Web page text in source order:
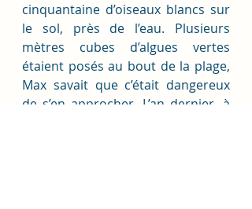
cinquantaine d’oiseaux blancs sur
le sol, près de l’eau. Plusieurs
mètres cubes d’algues vertes
étaient posés au bout de la plage,
Max savait que c’était dangereux
de s’en approcher. L’an dernier, à